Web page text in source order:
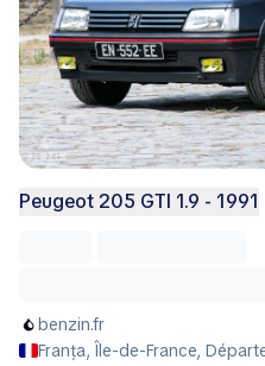
Peugeot 205 GTI 1.9 - 1991
benzin.fr
Franța, Île-de-France,